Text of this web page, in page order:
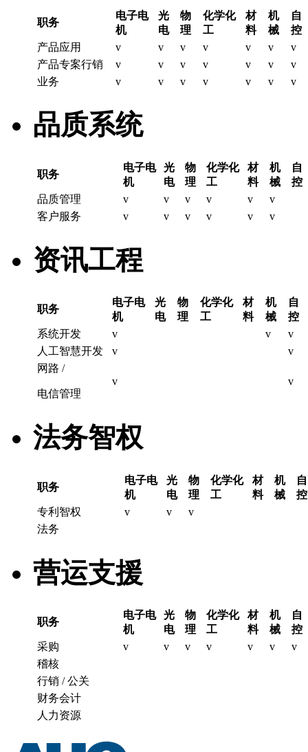
职务
电子电
机
光
电
物
理
化学化
工
材
料
机
械
自
控
产品应用
v v v v v v
v
产品专案行销
v v v v v v
v
业务
v v v v v v v
品质系统
职务
电子电
机
光
电
物
理
化学化
工
材
料
机
械
自
控
品质管理
v v v v v
v
客户服务
v v v v v v
资讯工程
职务
电子电
机
光
电
物
理
化学化
工
材
料
机
械
自
控
系统开发
v v
v
人工智慧开发
v
v
网路 /
电信管理
v v
法务智权
职务
电子电
机
光
电
物
理
化学化
工
材
料
机
械
自
控
专利智权
v v
v
法务
营运支援
职务
电子电
机
光
电
物
理
化学化
工
材
料
机
械
自
控
采购
v v v v v v
v
稽核
行销 / 公关
财务会计
人力资源